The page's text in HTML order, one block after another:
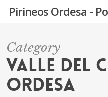
Skip
content
Pirineos Ordesa -
Category
Valle del
Ordesa